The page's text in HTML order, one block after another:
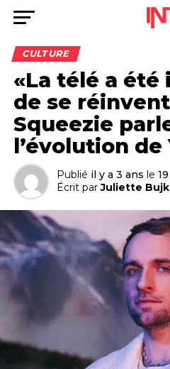
CULTURE
«La télé a été
de se
Squeezie
l’évolution de
Publié il y a 3 ans le
Écrit par Juliette